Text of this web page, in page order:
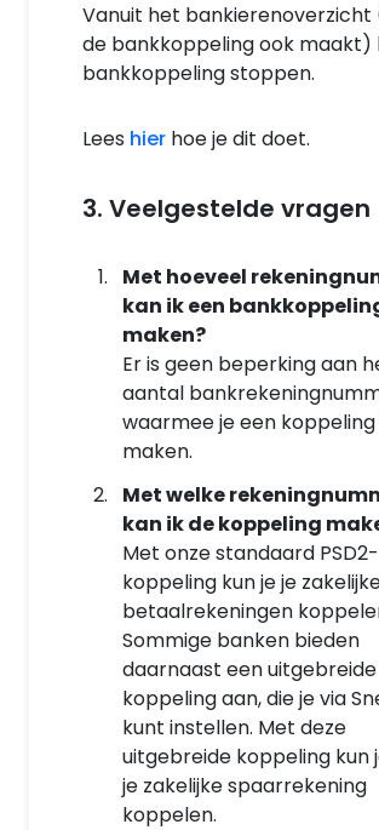
Vanuit het bankierenoverzicht
de bankkoppeling ook maakt)
bankkoppeling stoppen.
Lees hier hoe je dit doet.
3. Veelgestelde vragen
Met hoeveel
kan ik een
maken?
Er is geen beperking aan
aantal
waarmee je een
maken.
Met welke
kan ik de koppeling
Met onze standaard PSD2-
koppeling kun je je
betaalrekeningen
Sommige banken bieden
daarnaast een uitgebreide
koppeling aan, die je via
kunt instellen. Met deze
uitgebreide koppeling kun
je zakelijke spaarrekening
koppelen.